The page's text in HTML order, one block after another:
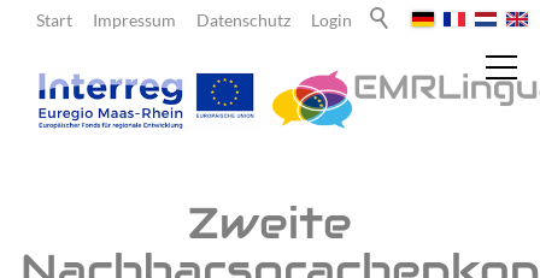
Login
Datenschutz
Impressum
Start
Meldungen
Zweite